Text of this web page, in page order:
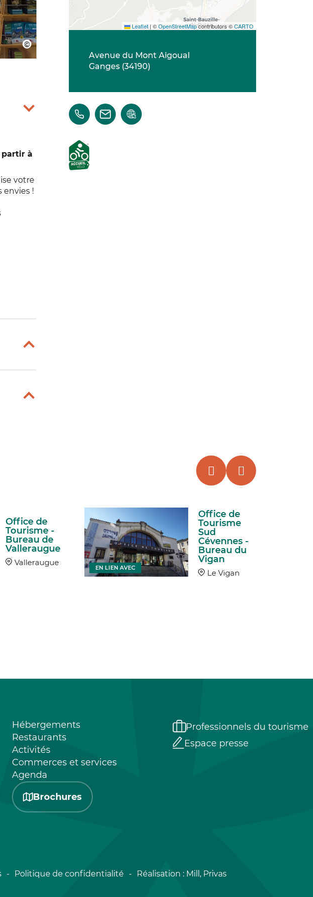
à
votre
envies !
Leaflet | ©OpenStreetMapcontributors ©CARTO
Avenue du Mont Aigoual
Ganges (34190)
Office de
Tourisme -
Bureau de
Valleraugue
Valleraugue
Office de
Tourisme
Sud
Cévennes -
Bureau du
Vigan
Le Vigan
EN LIEN AVEC
Hébergements
Restaurants
Activités
Commerces et services
Agenda
Brochures
Professionnels du tourisme
Espace presse
Politique de confidentialité Réalisation : Mill, Privas